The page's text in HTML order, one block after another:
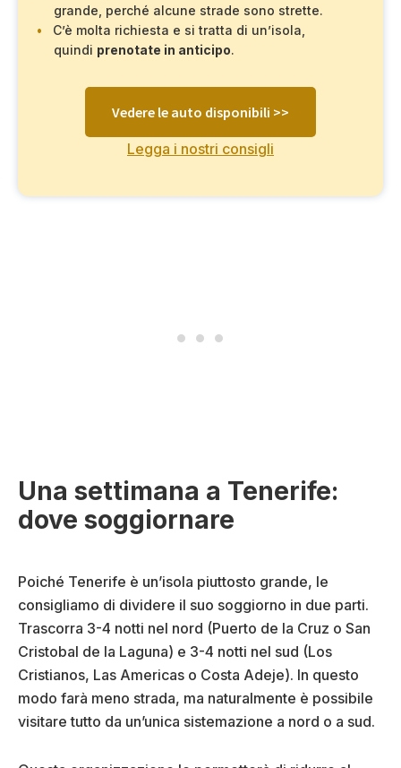
grande, perché alcune strade sono strette.
C’è molta richiesta e si tratta di un’isola,
quindi prenotate in anticipo.
Vedere le auto disponibili >>
Legga i nostri consigli
Una settimana a Tenerife:
dove soggiornare
Poiché Tenerife è un’isola piuttosto grande, le
consigliamo di dividere il suo soggiorno in due parti.
Trascorra 3-4 notti nel nord (Puerto de la Cruz o San
Cristobal de la Laguna) e 3-4 notti nel sud (Los
Cristianos, Las Americas o Costa Adeje). In questo
modo farà meno strada, ma naturalmente è possibile
visitare tutto da un’unica sistemazione a nord o a sud.